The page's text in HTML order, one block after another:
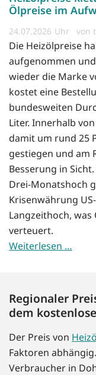
Ölpreise im
24.07.2026 von
Die Heizölpreise
aufgenommen
wieder die Marke
kostet eine
bundesweiten
Liter. Innerhalb
damit um rund 25
gestiegen und am
Besserung in
Drei-Monatshoch
Krisenwährung
Langzeithoch,
verteuert.
Weiterlesen …
Regionaler
dem
Der Preis von
Faktoren
Verbraucher in